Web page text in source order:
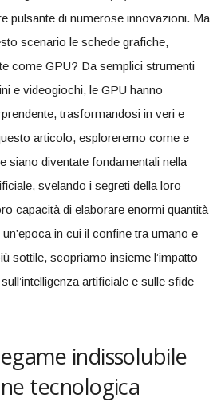
pulsante‍ di numerose innovazioni.‍ Ma‌
scenario ​le ⁤schede grafiche,
come ‌GPU? Da semplici strumenti
e videogiochi, le GPU​ hanno
trasformandosi in veri ⁢e
articolo, ⁢esploreremo come‌ e
siano diventate‌ fondamentali​ nella
svelando i segreti ⁤della loro⁤
‌capacità di ⁢elaborare enormi ‍quantità
in cui ‌il ⁤confine⁤ tra umano e
sottile, ⁤scopriamo insieme l’impatto
artificiale ‍e ‌sulle ‌sfide
indissolubile
tecnologica